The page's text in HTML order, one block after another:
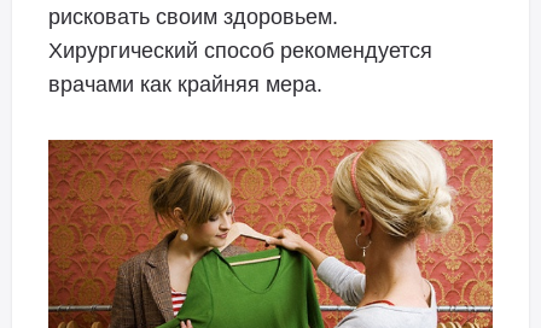
рисковать своим здоровьем.
Хирургический способ рекомендуется
врачами как крайняя мера.